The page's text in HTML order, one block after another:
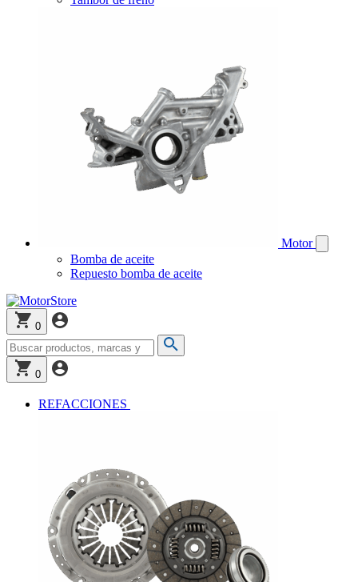
Motor
Bomba de aceite
Repuesto bomba de aceite
0
0
REFACCIONES